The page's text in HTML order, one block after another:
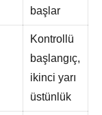
başlar
Kontrollü
başlangıç,
ikinci yarı
üstünlük